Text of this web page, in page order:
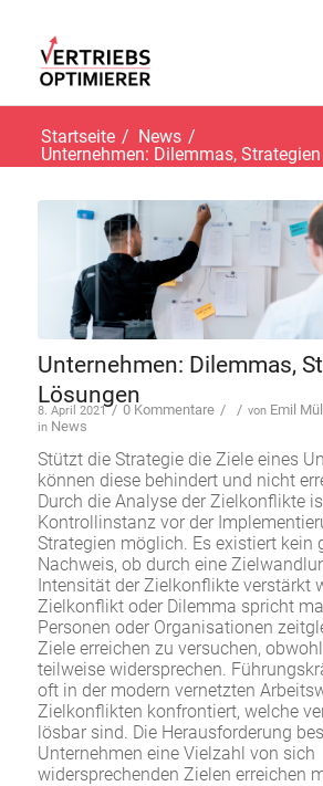
Startseite / News /
Unternehmen: Dilemmas,
Unternehmen: Dilemmas,
Lösungen
8. April 2021 / 0 Kommentare /
in News
/ von Emil
Stützt die Strategie die Ziele eines
können diese behindert und nicht
Durch die Analyse der Zielkonflikte
Kontrollinstanz vor der
Strategien möglich. Es existiert kein
Nachweis, ob durch eine
Intensität der Zielkonflikte verstärkt
Zielkonflikt oder Dilemma spricht
Personen oder Organisationen
Ziele erreichen zu versuchen,
teilweise widersprechen.
oft in der modern vernetzten
Zielkonflikten konfrontiert, welche
lösbar sind. Die Herausforderung
Unternehmen eine Vielzahl von sich
widersprechenden Zielen erreichen